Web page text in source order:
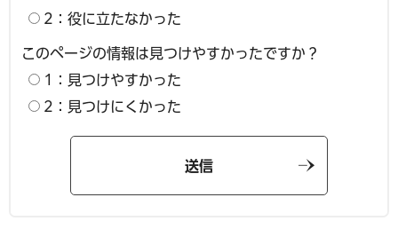
2：役に立たなかった
このページの情報は見つけやすかったですか？
1：見つけやすかった
2：見つけにくかった